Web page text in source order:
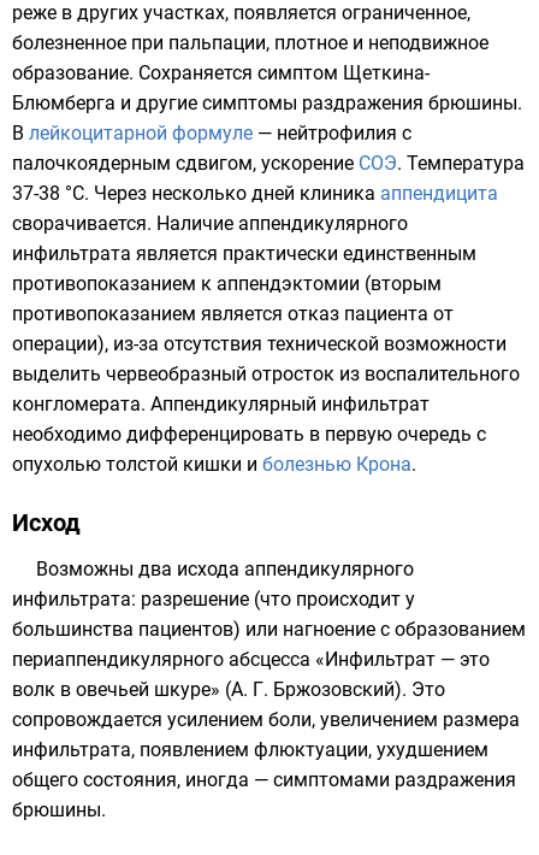
реже в других участках, появляется ограниченное,
болезненное при пальпации, плотное и неподвижное
образование. Сохраняется симптом Щеткина-
Блюмберга и другие симптомы раздражения брюшины.
В лейкоцитарной формуле — нейтрофилия с
палочкоядерным сдвигом, ускорение СОЭ. Температура
37-38 °C. Через несколько дней клиника аппендицита
сворачивается. Наличие аппендикулярного
инфильтрата является практически единственным
противопоказанием к аппендэктомии (вторым
противопоказанием является отказ пациента от
операции), из-за отсутствия технической возможности
выделить червеобразный отросток из воспалительного
конгломерата. Аппендикулярный инфильтрат
необходимо дифференцировать в первую очередь с
опухолью толстой кишки и болезнью Крона.
Исход
Возможны два исхода аппендикулярного
инфильтрата: разрешение (что происходит у
большинства пациентов) или нагноение с образованием
периаппендикулярного абсцесса «Инфильтрат — это
волк в овечьей шкуре» (А. Г. Бржозовский). Это
сопровождается усилением боли, увеличением размера
инфильтрата, появлением флюктуации, ухудшением
общего состояния, иногда — симптомами раздражения
брюшины.